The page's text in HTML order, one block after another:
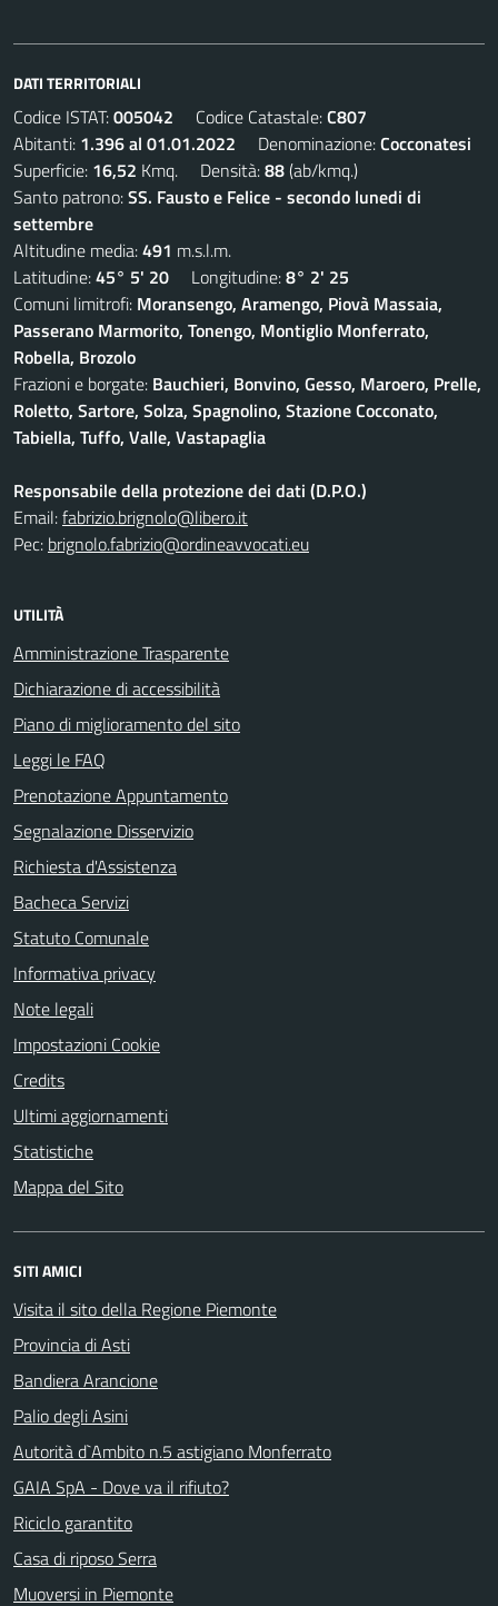
DATI TERRITORIALI
Codice ISTAT:005042 Codice Catastale:C807
Abitanti: 1.396 al 01.01.2022 Denominazione:Cocconatesi
Superficie: 16,52 Kmq. Densità:88(ab/kmq.)
Santo patrono:SS. Fausto e Felice - secondo lunedi di
settembre
Altitudine media:491 m.s.l.m.
Latitudine:45° 5' 20 Longitudine:8° 2' 25
Comuni limitrofi: Moransengo, Aramengo, Piovà Massaia,
Passerano Marmorito, Tonengo, Montiglio Monferrato,
Robella, Brozolo
Frazioni e borgate: Bauchieri, Bonvino, Gesso, Maroero, Prelle,
Roletto, Sartore, Solza, Spagnolino, Stazione Cocconato,
Tabiella, Tuffo, Valle, Vastapaglia
Responsabile della protezione dei dati (D.P.O.)
Email:fabrizio.brignolo@libero.it
Pec: brignolo.fabrizio@ordineavvocati.eu
UTILITÀ
Amministrazione Trasparente
Dichiarazione di accessibilità
Piano di miglioramento del sito
Leggi le FAQ
Prenotazione Appuntamento
Segnalazione Disservizio
Richiesta d'Assistenza
Bacheca Servizi
Statuto Comunale
Informativa privacy
Note legali
Impostazioni Cookie
Credits
Ultimi aggiornamenti
Statistiche
Mappa del Sito
SITI AMICI
Visita il sito della Regione Piemonte
Provincia di Asti
Bandiera Arancione
Palio degli Asini
Autorità d`Ambito n.5 astigiano Monferrato
GAIA SpA - Dove va il rifiuto?
Riciclo garantito
Casa di riposo Serra
Muoversi in Piemonte